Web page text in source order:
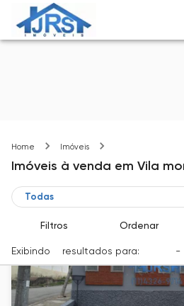
Home Imóveis
Imóveis à venda em Vila
Filtros Ordenar
Exibindo resultados para: -